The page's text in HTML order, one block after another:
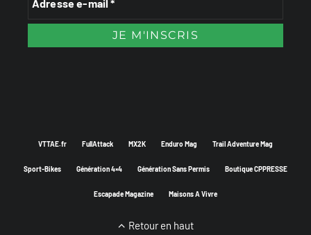
VTTAE.fr FullAttack MX2K Enduro Mag Trail Adventure Mag
Sport-Bikes Génération 4×4 Génération Sans Permis Boutique CPPRESSE
Escapade Magazine Maisons A Vivre
Retour en haut